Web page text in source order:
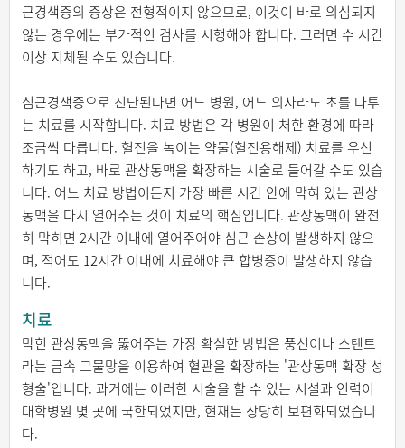
근경색증의 증상은 전형적이지 않으므로, 이것이 바로 의심되지
않는 경우에는 부가적인 검사를 시행해야 합니다. 그러면 수 시간
이상 지체될 수도 있습니다.
심근경색증으로 진단된다면 어느 병원, 어느 의사라도 초를 다투
는 치료를 시작합니다. 치료 방법은 각 병원이 처한 환경에 따라
조금씩 다릅니다. 혈전을 녹이는 약물(혈전용해제) 치료를 우선
하기도 하고, 바로 관상동맥을 확장하는 시술로 들어갈 수도 있습
니다. 어느 치료 방법이든지 가장 빠른 시간 안에 막혀 있는 관상
동맥을 다시 열어주는 것이 치료의 핵심입니다. 관상동맥이 완전
히 막히면 2시간 이내에 열어주어야 심근 손상이 발생하지 않으
며, 적어도 12시간 이내에 치료해야 큰 합병증이 발생하지 않습
니다.
치료
막힌 관상동맥을 뚫어주는 가장 확실한 방법은 풍선이나 스텐트
라는 금속 그물망을 이용하여 혈관을 확장하는 '관상동맥 확장 성
형술'입니다. 과거에는 이러한 시술을 할 수 있는 시설과 인력이
대학병원 몇 곳에 국한되었지만, 현재는 상당히 보편화되었습니
다.